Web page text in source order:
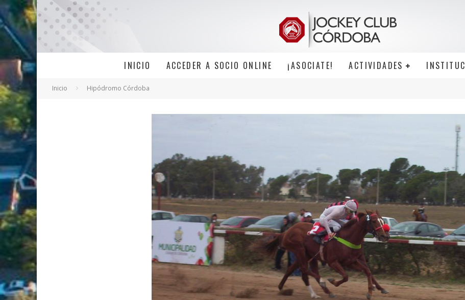
INICIO ACCEDER A SOCIO ONLINE ¡ASOCIATE! ACTIVIDADES
Inicio Hipódromo Córdoba